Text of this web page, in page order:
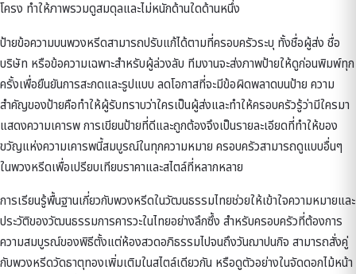
โครง ทำให้ภาพรวมดูสมดุลและไม่หนักด้านใดด้านหนึ่ง
ป้ายข้อความบนพวงหรีดสามารถปรับแก้ได้ตามที่ครอบครัวระบุ ทั้งชื่อผู้ส่ง ชื่อ
บริษัท หรือข้อความเฉพาะสำหรับผู้ล่วงลับ ทีมงานจะส่งภาพป้ายให้ดูก่อนพิมพ์ทุก
ครั้งเพื่อยืนยันการสะกดและรูปแบบ ลดโอกาสที่จะมีข้อผิดพลาดบนป้าย ความ
สำคัญของป้ายคือทำให้ผู้รับทราบว่าใครเป็นผู้ส่งและทำให้ครอบครัวรู้ว่ามีใครมา
แสดงความเคารพ การเขียนป้ายที่ดีและถูกต้องจึงเป็นรายละเอียดที่ทำให้ของ
ขวัญแห่งความเคารพนี้สมบูรณ์ในทุกความหมาย ครอบครัวสามารถดูแบบอื่นๆ
ในพวงหรีดเพื่อเปรียบเทียบราคาและสไตล์ที่หลากหลาย
การเรียนรู้พื้นฐานเกี่ยวกับพวงหรีดในวัฒนธรรมไทยช่วยให้เข้าใจความหมายและ
ประวัติของวัฒนธรรมการคารวะในไทยอย่างลึกซึ้ง สำหรับครอบครัวที่ต้องการ
ความสมบูรณ์ของพิธีตั้งแต่ห้องสวดอภิธรรมไปจนถึงวันฌาปนกิจ สามารถสั่งคู่
กับพวงหรีดวัดธาตุทองเพิ่มเติมในสไตล์เดียวกัน หรือดูตัวอย่างในจัดดอกไม้หน้า